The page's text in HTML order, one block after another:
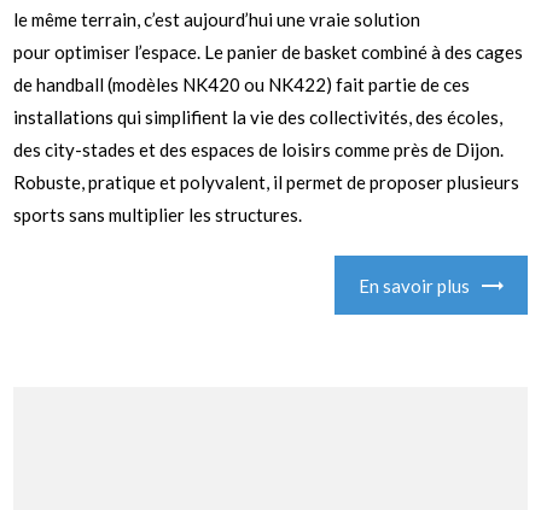
le même terrain, c’est aujourd’hui une vraie solution
pour optimiser l’espace. Le panier de basket combiné à des cages
de handball (modèles NK420 ou NK422) fait partie de ces
installations qui simplifient la vie des collectivités, des écoles,
des city-stades et des espaces de loisirs comme près de Dijon.
Robuste, pratique et polyvalent, il permet de proposer plusieurs
sports sans multiplier les structures.
En savoir plus